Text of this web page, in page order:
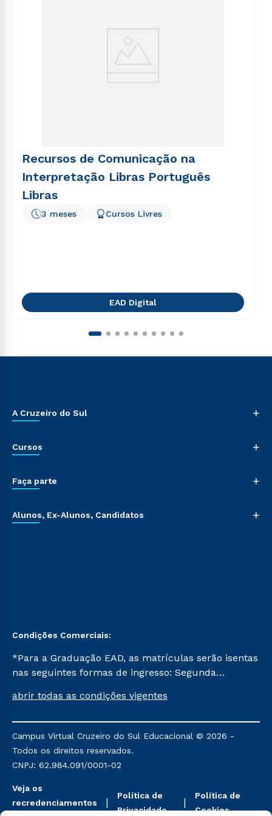
Recursos de Comunicação na
Interpretação Libras Português
Libras
3 meses Cursos Livres
EAD Digital
A Cruzeiro do Sul +
Cursos +
Faça parte +
Alunos, Ex-Alunos, Candidatos +
Condições Comerciais:
*Para a Graduação EAD, as matrículas serão isentas
nas seguintes formas de ingresso: Segunda
Já para as demais, a taxa de matrícula será de R$
mencionadas são referentes aos cursos: Ensino
Religioso, Geografia para a Docência e Metodologia
do Ensino de História: Questões Atuais.
abrir todas as condições vigentes
Campus Virtual Cruzeiro do Sul Educacional © 2026 -
Todos os direitos reservados.
CNPJ: 62.984.091/0001-02
Veja os
recredenciamentos
Política de
Privacidade
Política de
Cookies